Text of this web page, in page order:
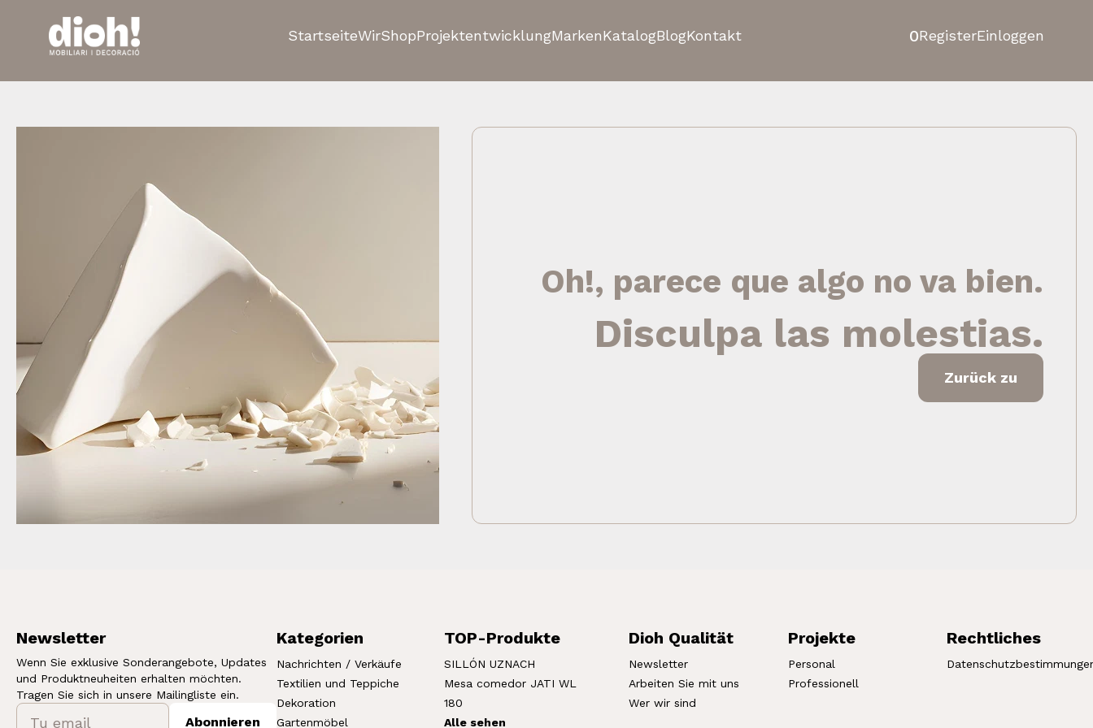
StartseiteWirShopProjektentwicklungMarkenKatalogBlogKontakt 0RegisterEinloggen
Oh!, parece que algo no va bien.
Disculpa las molestias.
Zurück zu
Newsletter
Wenn Sie exklusive Sonderangebote, Updates
und Produktneuheiten erhalten möchten.
Tragen Sie sich in unsere Mailingliste ein.
Abonnieren
Kategorien
Nachrichten / Verkäufe
Textilien und Teppiche
Dekoration
Gartenmöbel
TOP-Produkte
SILLÓN UZNACH
Mesa comedor JATI WL
180
Alle sehen
Dioh Qualität
Newsletter
Arbeiten Sie mit uns
Wer wir sind
Projekte
Personal
Professionell
Rechtliches